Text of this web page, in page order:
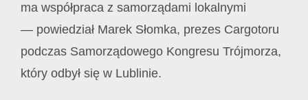
ma współpraca z samorządami lokalnymi
— powiedział Marek Słomka, prezes Cargotoru
podczas Samorządowego Kongresu Trójmorza,
który odbył się w Lublinie.